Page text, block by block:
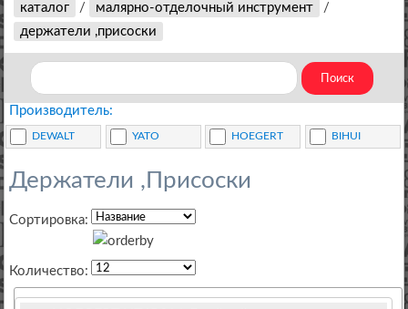
каталог / малярно-отделочный инструмент
/
держатели ,присоски
Производитель:
DEWALT YATO HOEGERT BIHUI
Держатели ,Присоски
Сортировка:
Количество: